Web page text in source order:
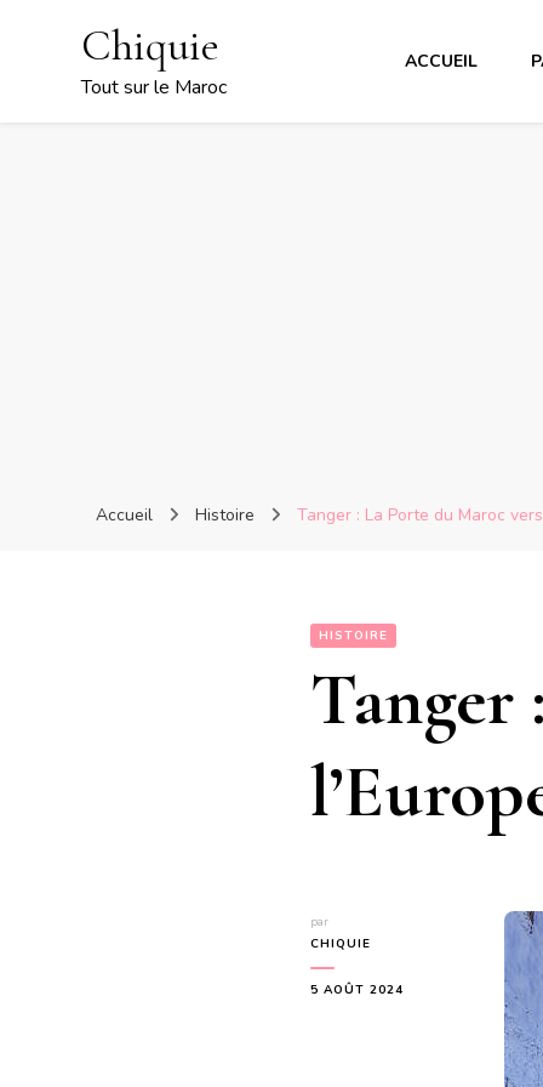
Chiquie
Tout sur le Maroc
ACCUEIL
Accueil Histoire Tanger : La Porte du Maroc
HISTOIRE
Tanger
par
CHIQUIE
5 AOÛT 2024